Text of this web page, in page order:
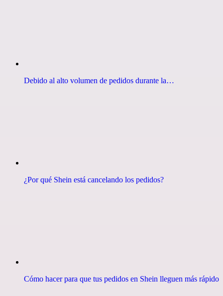
Debido al alto volumen de pedidos durante la…
¿Por qué Shein está cancelando los pedidos?
Cómo hacer para que tus pedidos en Shein lleguen más rápido